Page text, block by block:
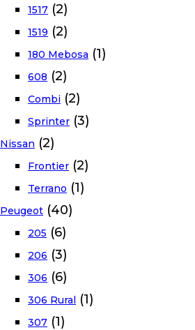
1517 (2)
1519 (2)
180 Mebosa (1)
608 (2)
Combi (2)
Sprinter (3)
Nissan (2)
Frontier (2)
Terrano (1)
Peugeot (40)
205 (6)
206 (3)
306 (6)
306 Rural (1)
307 (1)